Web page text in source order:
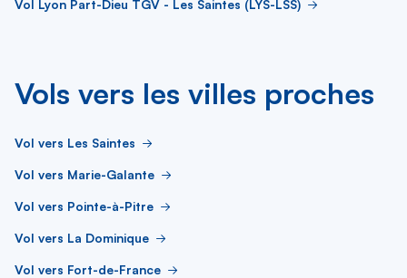
Vol Lyon Part-Dieu TGV - Les Saintes (LYS-LSS)
Vols vers les villes proches
Vol vers Les Saintes
Vol vers Marie-Galante
Vol vers Pointe-à-Pitre
Vol vers La Dominique
Vol vers Fort-de-France